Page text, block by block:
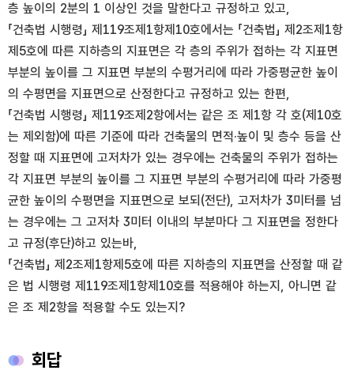
층 높이의 2분의 1 이상인 것을 말한다고 규정하고 있고,
「건축법 시행령」 제119조제1항제10호에서는 「건축법」 제2조제1항
제5호에 따른 지하층의 지표면은 각 층의 주위가 접하는 각 지표면
부분의 높이를 그 지표면 부분의 수평거리에 따라 가중평균한 높이
의 수평면을 지표면으로 산정한다고 규정하고 있는 한편,
「건축법 시행령」 제119조제2항에서는 같은 조 제1항 각 호(제10호
는 제외함)에 따른 기준에 따라 건축물의 면적·높이 및 층수 등을 산
정할 때 지표면에 고저차가 있는 경우에는 건축물의 주위가 접하는
각 지표면 부분의 높이를 그 지표면 부분의 수평거리에 따라 가중평
균한 높이의 수평면을 지표면으로 보되(전단), 고저차가 3미터를 넘
는 경우에는 그 고저차 3미터 이내의 부분마다 그 지표면을 정한다
고 규정(후단)하고 있는바,
「건축법」 제2조제1항제5호에 따른 지하층의 지표면을 산정할 때 같
은 법 시행령 제119조제1항제10호를 적용해야 하는지, 아니면 같
은 조 제2항을 적용할 수도 있는지?
회답